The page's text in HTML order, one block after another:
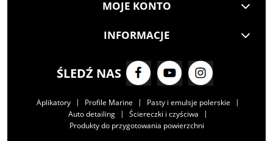
MOJE KONTO
INFORMACJE
ŚLEDŹ NAS
Aplikatory | Profile Marine | Pasty i emulsje polerskie
|
Auto detailing | Ściereczki i czyściwa
|
Produkty do przygotowania powierzchni